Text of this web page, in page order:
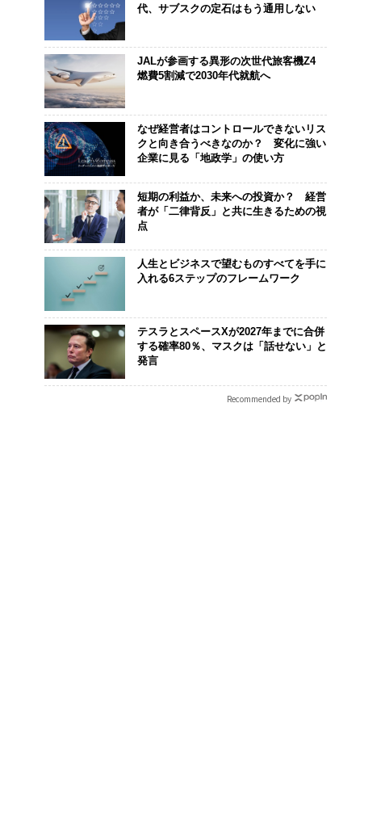
代、サブスクの定石はもう通用しない
JALが参画する異形の次世代旅客機Z4
燃費5割減で2030年代就航へ
なぜ経営者はコントロールできないリス
クと向き合うべきなのか？ 変化に強い
企業に見る「地政学」の使い方
短期の利益か、未来への投資か？ 経営
者が「二律背反」と共に生きるための視
点
人生とビジネスで望むものすべてを手に
入れる6ステップのフレームワーク
テスラとスペースXが2027年までに合併
する確率80％、マスクは「話せない」と
発言
Recommended by